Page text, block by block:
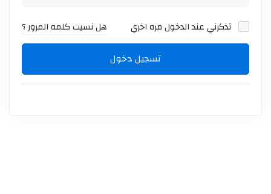
تذكرني عند الدخول مره اخري هل نسيت كلمه المرور ؟
تسجيل دخول